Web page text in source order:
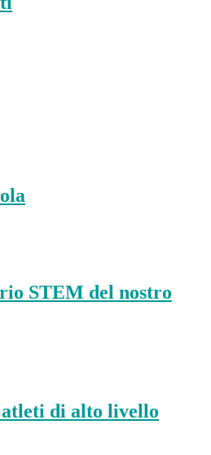
STEM del nostro
di alto livello